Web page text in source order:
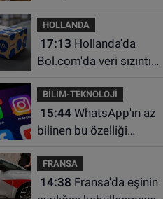
HOLLANDA
17:13
Bol.com'da veri sızıntısı:
geçirilmiş olabilir
BİLİM-TEKNOLOJİ
15:44WhatsApp'ın az
bilinen bu özelliği
hale getiriyor
FRANSA
14:38